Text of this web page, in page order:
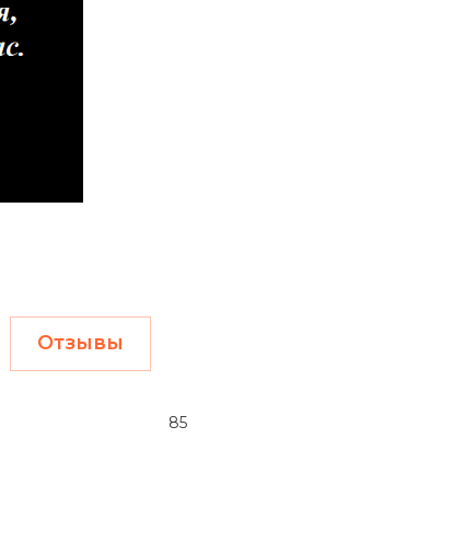
Отзывы
85